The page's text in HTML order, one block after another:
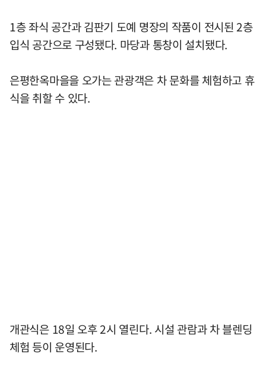
1층 좌식 공간과 김판기 도예 명장의 작품이 전시된 2층
입식 공간으로 구성됐다. 마당과 통창이 설치됐다.
은평한옥마을을 오가는 관광객은 차 문화를 체험하고 휴
식을 취할 수 있다.
개관식은 18일 오후 2시 열린다. 시설 관람과 차 블렌딩
체험 등이 운영된다.